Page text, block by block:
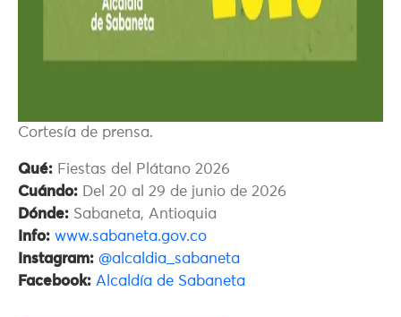
Cortesía de prensa.
Qué: Fiestas del Plátano 2026
Cuándo: Del 20 al 29 de junio de 2026
Dónde: Sabaneta, Antioquia
Info: www.sabaneta.gov.co
Instagram: @alcaldia_sabaneta
Facebook: Alcaldía de Sabaneta